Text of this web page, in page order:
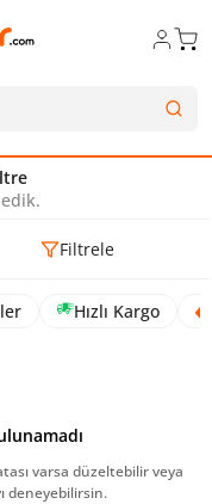
Filtrele
Hızlı Kargo
varsa düzeltebilir veya
deneyebilirsin.